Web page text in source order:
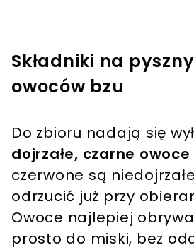
Składniki na
owoców bzu
Do zbioru nadają się
dojrzałe, czarne owoce
czerwone są
odrzucić już przy
Owoce najlepiej
prosto do miski, bez